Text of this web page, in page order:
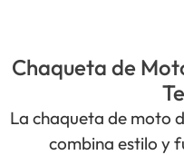
Chaqueta de
La chaqueta de moto
combina estilo y